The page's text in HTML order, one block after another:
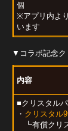
個
※アプリ内よ
います
▼コラボ記念ク
内容
■クリスタル
・ クリスタル
┗有償クリ